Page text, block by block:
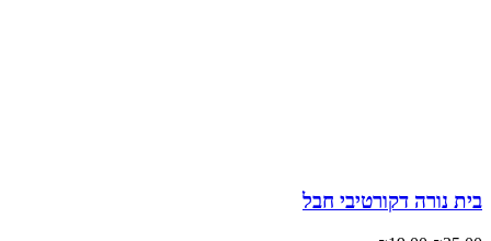
נורה דקורטיבי חבל